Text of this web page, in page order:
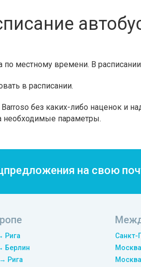
местному времени. В
в расписании.
без каких-либо наценок и
необходимые параметры.
на свою
Рига
Берлин
Рига
Санкт-